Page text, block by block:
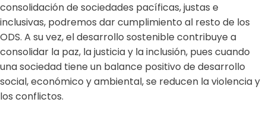
consolidación de sociedades pacíficas, justas e
inclusivas, podremos dar cumplimiento al resto de los
ODS. A su vez, el desarrollo sostenible contribuye a
consolidar la paz, la justicia y la inclusión, pues cuando
una sociedad tiene un balance positivo de desarrollo
social, económico y ambiental, se reducen la violencia y
los conflictos.